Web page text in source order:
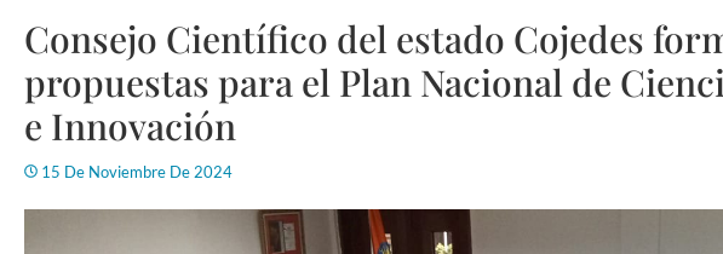
Consejo Científico del estado Cojedes
propuestas para el Plan Nacional de
e Innovación
15 De Noviembre De 2024